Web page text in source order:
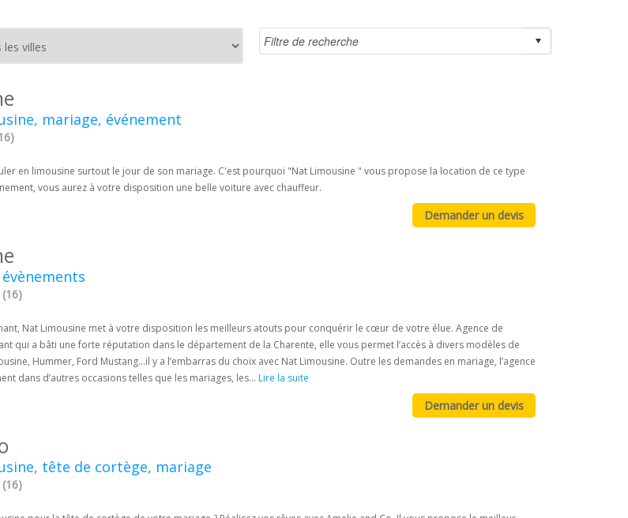
mariage, événement
en limousine surtout le jour de son mariage. C'est pourquoi "Nat Limousine " vous propose la location de ce type
vous aurez à votre disposition une belle voiture avec chauffeur.
Nat Limousine met à votre disposition les meilleurs atouts pour conquérir le cœur de votre élue. Agence de
qui a bâti une forte réputation dans le département de la Charente, elle vous permet l’accès à divers modèles de
Hummer, Ford Mustang…il y a l’embarras du choix avec Nat Limousine. Outre les demandes en mariage, l’agence
dans d’autres occasions telles que les mariages, les... Lire la suite
tête de cortège, mariage